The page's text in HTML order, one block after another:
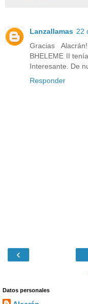
Lanzallamas 22
Gracias
BHELEME II
Interesante. De
Responder
‹
Datos personales